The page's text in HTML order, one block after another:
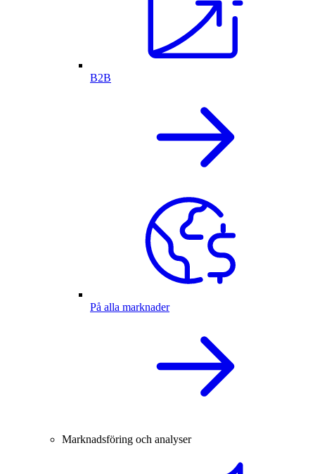
B2B
På alla marknader
Marknadsföring och analyser